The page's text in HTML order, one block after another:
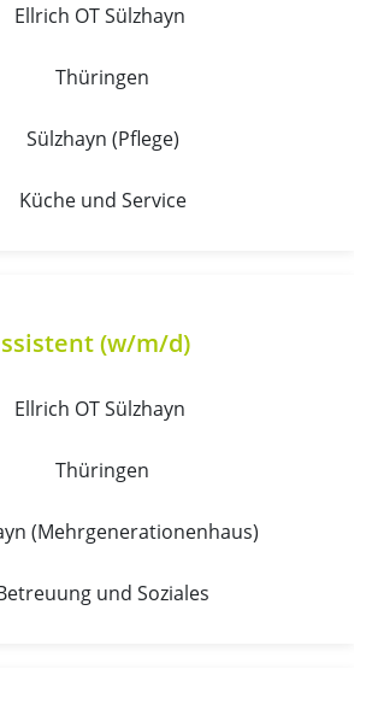
Ellrich OT Sülzhayn
Thüringen
Sülzhayn (Pflege)
Küche und Service
(w/m/d)
Ellrich OT Sülzhayn
Thüringen
(Mehrgenerationenhaus)
und Soziales